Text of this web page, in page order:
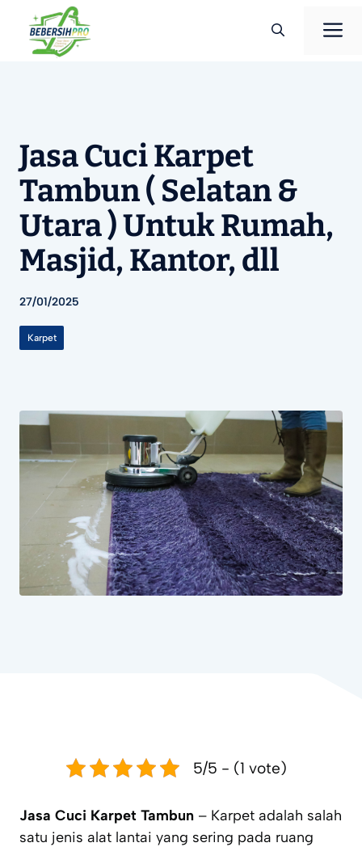
Langsung
Jasa Cuci Karpet
Tambun ( Selatan &
Utara ) Untuk Rumah,
Masjid, Kantor, dll
27/01/2025
Karpet
5/5 - (1 vote)
Jasa Cuci Karpet Tambun – Karpet adalah salah
satu jenis alat lantai yang sering pada ruang